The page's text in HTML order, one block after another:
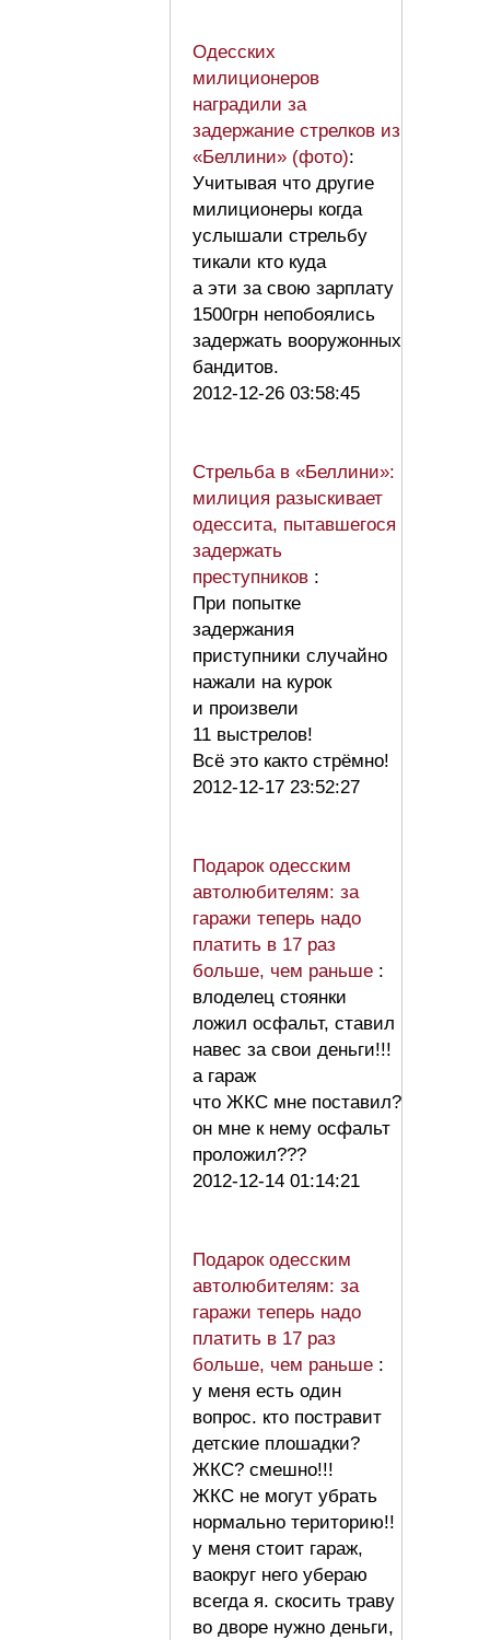
Одесских
милиционеров
наградили за
задержание стрелков из
«Беллини» (фото):
Учитывая что другие
милиционеры когда
услышали стрельбу
тикали кто куда
а эти за свою зарплату
1500грн непобоялись
задержать вооружонных
бандитов.
2012-12-26 03:58:45
Стрельба в «Беллини»:
милиция разыскивает
одессита, пытавшегося
задержать
преступников :
При попытке
задержания
приступники случайно
нажали на курок
и произвели
11 выстрелов!
Всё это както стрёмно!
2012-12-17 23:52:27
Подарок одесским
автолюбителям: за
гаражи теперь надо
платить в 17 раз
больше, чем раньше :
влоделец стоянки
ложил осфальт, ставил
навес за свои деньги!!!
а гараж
что ЖКС мне поставил?
он мне к нему осфальт
проложил???
2012-12-14 01:14:21
Подарок одесским
автолюбителям: за
гаражи теперь надо
платить в 17 раз
больше, чем раньше :
у меня есть один
вопрос. кто постравит
детские плошадки?
ЖКС? смешно!!!
ЖКС не могут убрать
нормально територию!!
у меня стоит гараж,
ваокруг него убераю
всегда я. скосить траву
во дворе нужно деньги,